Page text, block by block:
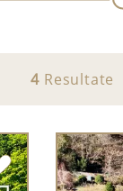
4 Resultate